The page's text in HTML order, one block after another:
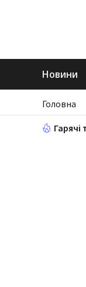
Новини
Головна
Гарячі